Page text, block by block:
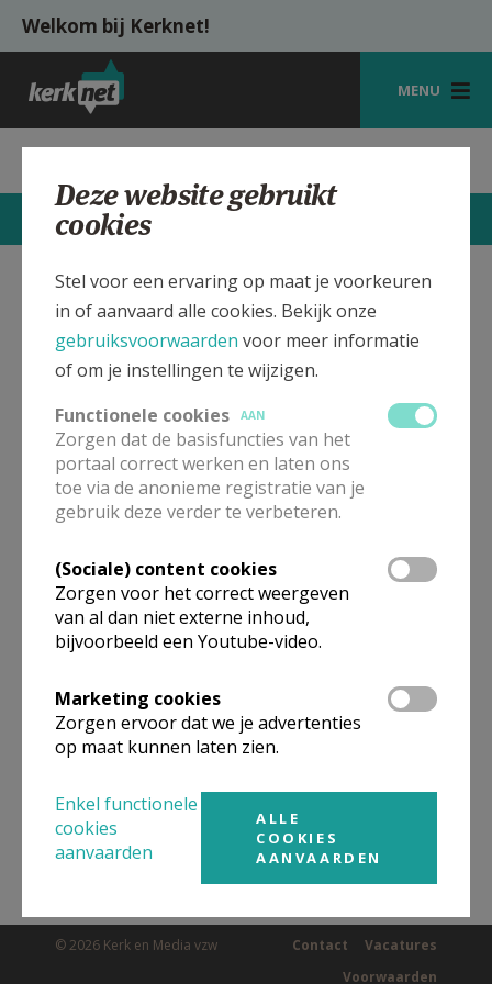
Overslaan en naar de inhoud gaan
Welkom bij Kerknet!
MENU
STARTPAGINA
KERK
VIERINGEN
SHOP
ZOEKEN
HULP
MIJN PAROCHIE
AANMELDEN OF REGISTREREN
STARTPAGINA
Verbergen
St.-Michiel Kerk Roksem
Bekijk de details voor de weekendvieringen die doorgaan
kerken in de buurt.
ALLE DETAILS TONEN
Omgeving
Niet gevonden wat je zocht? Hier vind je
organisaties, in de buurt.
Kerken in of nabijROKSEM
© 2026 Kerk en Media vzw Vacatures
Contact
Voorwaarden
Deze website gebruikt
cookies
Stel voor een ervaring op maat je voorkeuren
in of aanvaard alle cookies. Bekijk onze
gebruiksvoorwaarden voor meer informatie
of om je instellingen te wijzigen.
Functionele cookies
AAN
Zorgen dat de basisfuncties van het
portaal correct werken en laten ons
toe via de anonieme registratie van je
gebruik deze verder te verbeteren.
(Sociale) content cookies
Zorgen voor het correct weergeven
van al dan niet externe inhoud,
bijvoorbeeld een Youtube-video.
Marketing cookies
Zorgen ervoor dat we je advertenties
op maat kunnen laten zien.
Enkel functionele
cookies
aanvaarden
ALLE
COOKIES
AANVAARDEN